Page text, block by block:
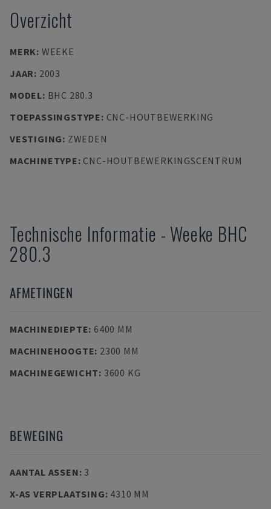
Overzicht
MERK: WEEKE
JAAR: 2003
MODEL: BHC 280.3
TOEPASSINGSTYPE: CNC-HOUTBEWERKING
VESTIGING: ZWEDEN
MACHINETYPE: CNC-HOUTBEWERKINGSCENTRUM
Technische Informatie - Weeke BHC
280.3
AFMETINGEN
MACHINEDIEPTE: 6400 MM
MACHINEHOOGTE: 2300 MM
MACHINEGEWICHT: 3600 KG
BEWEGING
AANTAL ASSEN: 3
X-AS VERPLAATSING: 4310 MM